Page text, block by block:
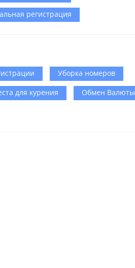
регистрация
Уборка номеров
для курения
Обмен Валюты